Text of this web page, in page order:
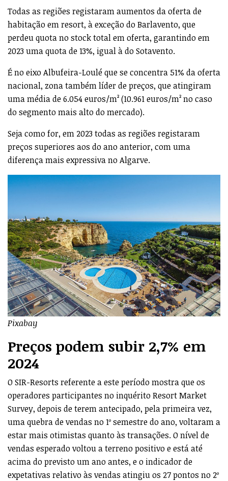
Todas as regiões registaram aumentos da oferta de
habitação em resort, à exceção do Barlavento, que
perdeu quota no stock total em oferta, garantindo em
2023 uma quota de 13%, igual à do Sotavento.
É no eixo Albufeira-Loulé que se concentra 51% da oferta
nacional, zona também líder de preços, que atingiram
uma média de 6.054 euros/m² (10.961 euros/m² no caso
do segmento mais alto do mercado).
Seja como for, em 2023 todas as regiões registaram
preços superiores aos do ano anterior, com uma
diferença mais expressiva no Algarve.
Pixabay
Preços podem subir 2,7% em
2024
O SIR-Resorts referente a este período mostra que os
operadores participantes no inquérito Resort Market
Survey, depois de terem antecipado, pela primeira vez,
uma quebra de vendas no 1º semestre do ano, voltaram a
estar mais otimistas quanto às transações. O nível de
vendas esperado voltou a terreno positivo e está até
acima do previsto um ano antes, e o indicador de
expetativas relativo às vendas atingiu os 27 pontos no 2º